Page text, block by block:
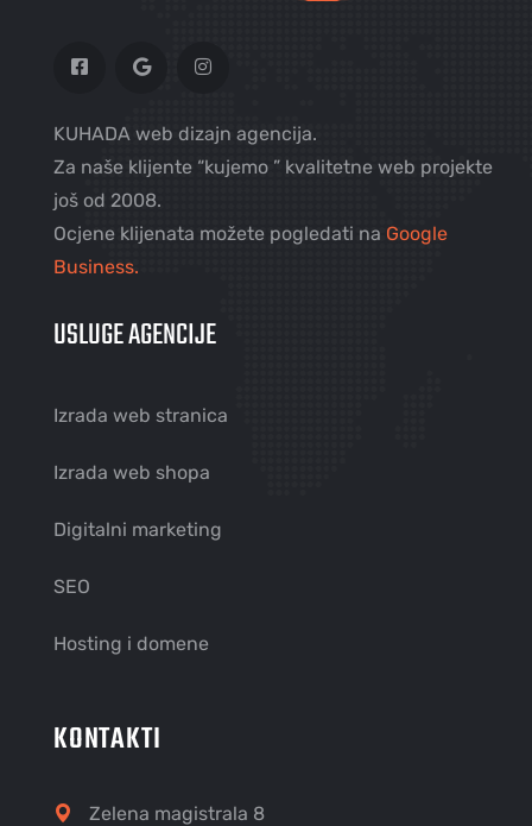
KUHADA web dizajn agencija.
Za naše klijente “kujemo ” kvalitetne web projekte
još od 2008.
Ocjene klijenata možete pogledati na Google
Business.
USLUGE AGENCIJE
Izrada web stranica
Izrada web shopa
Digitalni marketing
SEO
Hosting i domene
KONTAKTI
Zelena magistrala 8